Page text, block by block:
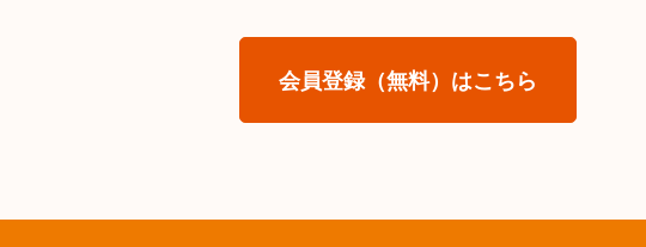
会員登録（無料）はこちら